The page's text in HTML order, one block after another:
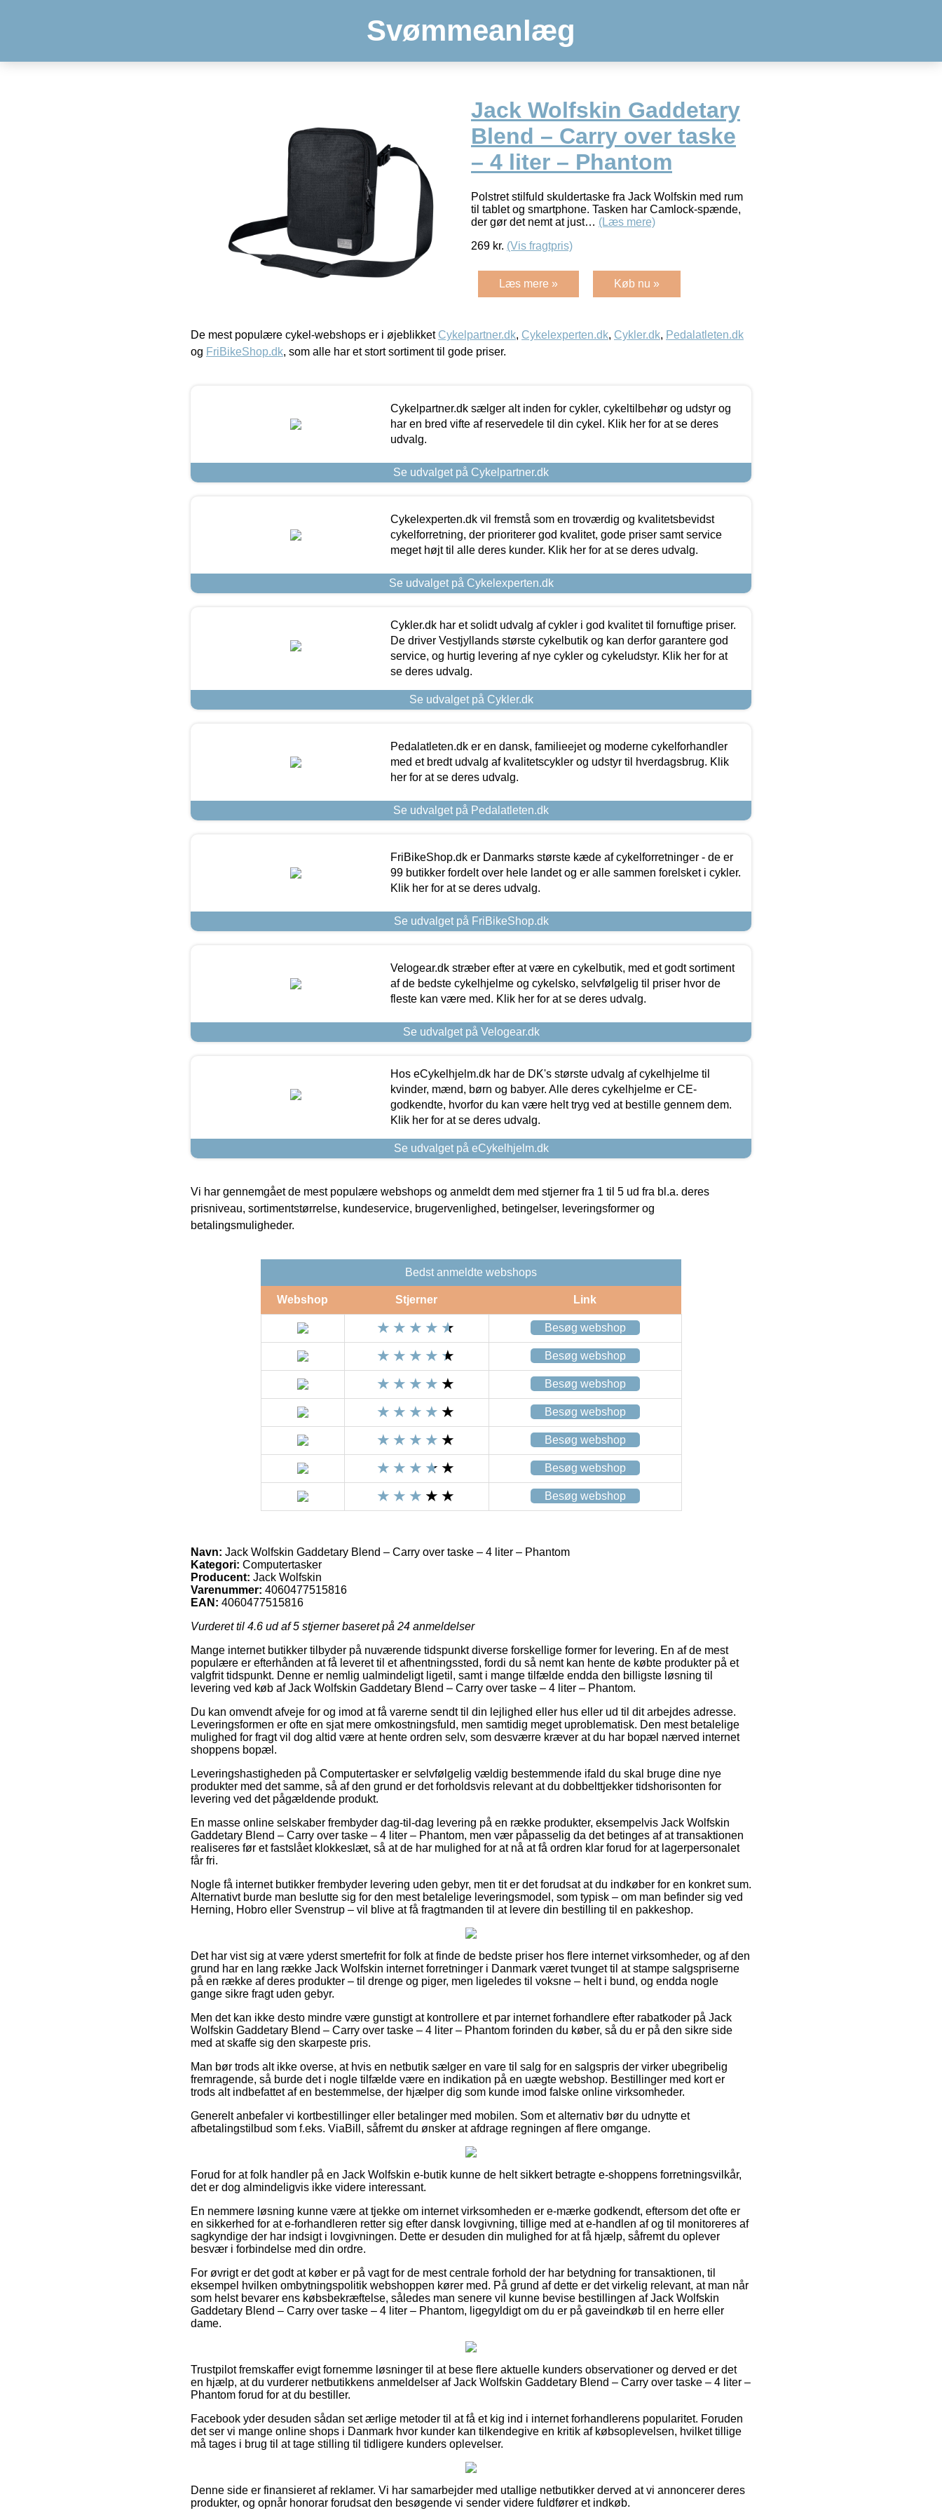
Svømmeanlæg
Jack Wolfskin Gaddetary
Blend – Carry over taske
– 4 liter – Phantom
Polstret stilfuld skuldertaske fra Jack Wolfskin med rum
til tablet og smartphone. Tasken har Camlock-spænde,
der gør det nemt at just… (Læs mere)
269 kr. (Vis fragtpris)
Læs mere » Køb nu »
De mest populære cykel-webshops er i øjeblikket Cykelpartner.dk, Cykelexperten.dk, Cykler.dk, Pedalatleten.dk
og FriBikeShop.dk, som alle har et stort sortiment til gode priser.
Cykelpartner.dk sælger alt inden for cykler, cykeltilbehør og udstyr og
har en bred vifte af reservedele til din cykel. Klik her for at se deres
udvalg.
Se udvalget på Cykelpartner.dk
Cykelexperten.dk vil fremstå som en troværdig og kvalitetsbevidst
cykelforretning, der prioriterer god kvalitet, gode priser samt service
meget højt til alle deres kunder. Klik her for at se deres udvalg.
Se udvalget på Cykelexperten.dk
Cykler.dk har et solidt udvalg af cykler i god kvalitet til fornuftige priser.
De driver Vestjyllands største cykelbutik og kan derfor garantere god
service, og hurtig levering af nye cykler og cykeludstyr. Klik her for at
se deres udvalg.
Se udvalget på Cykler.dk
Pedalatleten.dk er en dansk, familieejet og moderne cykelforhandler
med et bredt udvalg af kvalitetscykler og udstyr til hverdagsbrug. Klik
her for at se deres udvalg.
Se udvalget på Pedalatleten.dk
FriBikeShop.dk er Danmarks største kæde af cykelforretninger - de er
99 butikker fordelt over hele landet og er alle sammen forelsket i cykler.
Klik her for at se deres udvalg.
Se udvalget på FriBikeShop.dk
Velogear.dk stræber efter at være en cykelbutik, med et godt sortiment
af de bedste cykelhjelme og cykelsko, selvfølgelig til priser hvor de
fleste kan være med. Klik her for at se deres udvalg.
Se udvalget på Velogear.dk
Hos eCykelhjelm.dk har de DK's største udvalg af cykelhjelme til
kvinder, mænd, børn og babyer. Alle deres cykelhjelme er CE-
godkendte, hvorfor du kan være helt tryg ved at bestille gennem dem.
Klik her for at se deres udvalg.
Se udvalget på eCykelhjelm.dk
Vi har gennemgået de mest populære webshops og anmeldt dem med stjerner fra 1 til 5 ud fra bl.a. deres
prisniveau, sortimentstørrelse, kundeservice, brugervenlighed, betingelser, leveringsformer og
betalingsmuligheder.
Bedst anmeldte webshops
Webshop Stjerner Link
Besøg webshop
Besøg webshop
Besøg webshop
Besøg webshop
Besøg webshop
Besøg webshop
Besøg webshop
Navn: Jack Wolfskin Gaddetary Blend – Carry over taske – 4 liter – Phantom
Kategori: Computertasker
Producent: Jack Wolfskin
Varenummer: 4060477515816
EAN: 4060477515816
Vurderet til 4.6 ud af 5 stjerner baseret på 24 anmeldelser
Mange internet butikker tilbyder på nuværende tidspunkt diverse forskellige former for levering. En af de mest
populære er efterhånden at få leveret til et afhentningssted, fordi du så nemt kan hente de købte produkter på et
valgfrit tidspunkt. Denne er nemlig ualmindeligt ligetil, samt i mange tilfælde endda den billigste løsning til
levering ved køb af Jack Wolfskin Gaddetary Blend – Carry over taske – 4 liter – Phantom.
Du kan omvendt afveje for og imod at få varerne sendt til din lejlighed eller hus eller ud til dit arbejdes adresse.
Leveringsformen er ofte en sjat mere omkostningsfuld, men samtidig meget uproblematisk. Den mest betalelige
mulighed for fragt vil dog altid være at hente ordren selv, som desværre kræver at du har bopæl nærved internet
shoppens bopæl.
Leveringshastigheden på Computertasker er selvfølgelig vældig bestemmende ifald du skal bruge dine nye
produkter med det samme, så af den grund er det forholdsvis relevant at du dobbelttjekker tidshorisonten for
levering ved det pågældende produkt.
En masse online selskaber frembyder dag-til-dag levering på en række produkter, eksempelvis Jack Wolfskin
Gaddetary Blend – Carry over taske – 4 liter – Phantom, men vær påpasselig da det betinges af at transaktionen
realiseres før et fastslået klokkeslæt, så at de har mulighed for at nå at få ordren klar forud for at lagerpersonalet
får fri.
Nogle få internet butikker frembyder levering uden gebyr, men tit er det forudsat at du indkøber for en konkret sum.
Alternativt burde man beslutte sig for den mest betalelige leveringsmodel, som typisk – om man befinder sig ved
Herning, Hobro eller Svenstrup – vil blive at få fragtmanden til at levere din bestilling til en pakkeshop.
Det har vist sig at være yderst smertefrit for folk at finde de bedste priser hos flere internet virksomheder, og af den
grund har en lang række Jack Wolfskin internet forretninger i Danmark været tvunget til at stampe salgspriserne
på en række af deres produkter – til drenge og piger, men ligeledes til voksne – helt i bund, og endda nogle
gange sikre fragt uden gebyr.
Men det kan ikke desto mindre være gunstigt at kontrollere et par internet forhandlere efter rabatkoder på Jack
Wolfskin Gaddetary Blend – Carry over taske – 4 liter – Phantom forinden du køber, så du er på den sikre side
med at skaffe sig den skarpeste pris.
Man bør trods alt ikke overse, at hvis en netbutik sælger en vare til salg for en salgspris der virker ubegribelig
fremragende, så burde det i nogle tilfælde være en indikation på en uægte webshop. Bestillinger med kort er
trods alt indbefattet af en bestemmelse, der hjælper dig som kunde imod falske online virksomheder.
Generelt anbefaler vi kortbestillinger eller betalinger med mobilen. Som et alternativ bør du udnytte et
afbetalingstilbud som f.eks. ViaBill, såfremt du ønsker at afdrage regningen af flere omgange.
Forud for at folk handler på en Jack Wolfskin e-butik kunne de helt sikkert betragte e-shoppens forretningsvilkår,
det er dog almindeligvis ikke videre interessant.
En nemmere løsning kunne være at tjekke om internet virksomheden er e-mærke godkendt, eftersom det ofte er
en sikkerhed for at e-forhandleren retter sig efter dansk lovgivning, tillige med at e-handlen af og til monitoreres af
sagkyndige der har indsigt i lovgivningen. Dette er desuden din mulighed for at få hjælp, såfremt du oplever
besvær i forbindelse med din ordre.
For øvrigt er det godt at køber er på vagt for de mest centrale forhold der har betydning for transaktionen, til
eksempel hvilken ombytningspolitik webshoppen kører med. På grund af dette er det virkelig relevant, at man når
som helst bevarer ens købsbekræftelse, således man senere vil kunne bevise bestillingen af Jack Wolfskin
Gaddetary Blend – Carry over taske – 4 liter – Phantom, ligegyldigt om du er på gaveindkøb til en herre eller
dame.
Trustpilot fremskaffer evigt fornemme løsninger til at bese flere aktuelle kunders observationer og derved er det
en hjælp, at du vurderer netbutikkens anmeldelser af Jack Wolfskin Gaddetary Blend – Carry over taske – 4 liter –
Phantom forud for at du bestiller.
Facebook yder desuden sådan set ærlige metoder til at få et kig ind i internet forhandlerens popularitet. Foruden
det ser vi mange online shops i Danmark hvor kunder kan tilkendegive en kritik af købsoplevelsen, hvilket tillige
må tages i brug til at tage stilling til tidligere kunders oplevelser.
Denne side er finansieret af reklamer. Vi har samarbejder med utallige netbutikker derved at vi annoncerer deres
produkter, og opnår honorar forudsat den besøgende vi sender videre fuldfører et indkøb.